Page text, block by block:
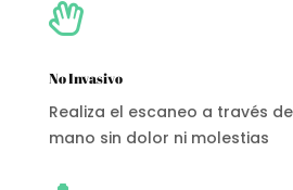

No Invasivo
Realiza el escaneo a través
mano sin dolor ni molestias